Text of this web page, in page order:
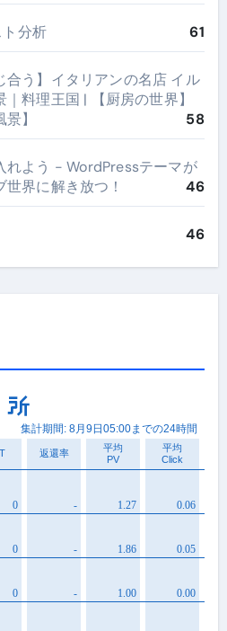
分析 61
合う】イタリアンの名店 イル
料理王国 | 【厨房の世界】
】
58
れよう - WordPressテーマが
世界に解き放つ！
46
46